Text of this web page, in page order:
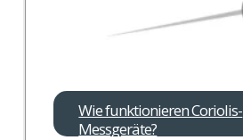
Wie funktionieren Coriolis-
Messgeräte?